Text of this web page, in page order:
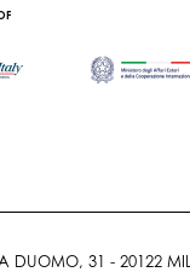
DUOMO, 31 - 20122